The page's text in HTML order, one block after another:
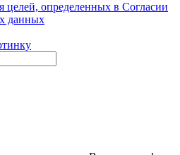
целей, определенных в Согласии
данных